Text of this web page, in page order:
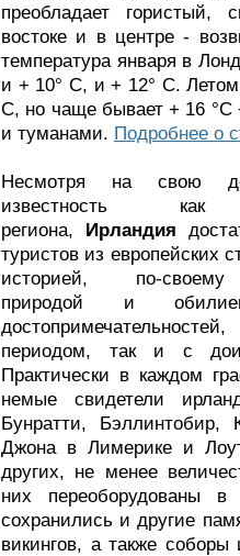
преобладает
востоке и в центре -
температура января в
и + 10° С, и + 12° С.
С, но чаще бывает + 16 °С
и туманами. Подробнее о
Несмотря на свою
известность как
региона, Ирландия
туристов из европейских
историей, по-своему
природой и
периодом, так и с
Практически в каждом
немые свидетели
Бунратти, Бэллинтобир,
Джона в Лимерике и
других, не менее
них переоборудованы в
сохранились и другие
викингов, а также